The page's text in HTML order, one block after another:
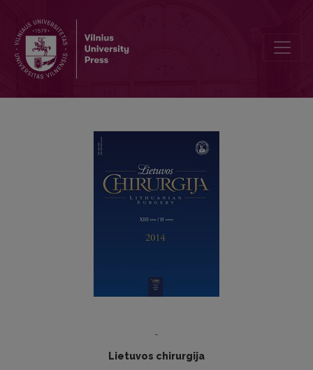
-
Lietuvos chirurgija